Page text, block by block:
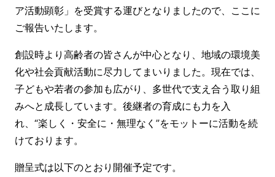
ア活動顕彰」を受賞する運びとなりましたので、ここに
ご報告いたします。
創設時より高齢者の皆さんが中心となり、地域の環境美
化や社会貢献活動に尽力してまいりました。現在では、
子どもや若者の参加も広がり、多世代で支え合う取り組
みへと成長しています。後継者の育成にも力を入
れ、“楽しく・安全に・無理なく”をモットーに活動を続
けております。
贈呈式は以下のとおり開催予定です。